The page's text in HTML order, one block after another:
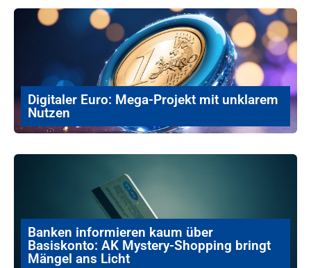
Digitaler Euro: Mega-Projekt mit unklarem
Nutzen
Banken informieren kaum über
Basiskonto: AK Mystery-Shopping bringt
Mängel ans Licht